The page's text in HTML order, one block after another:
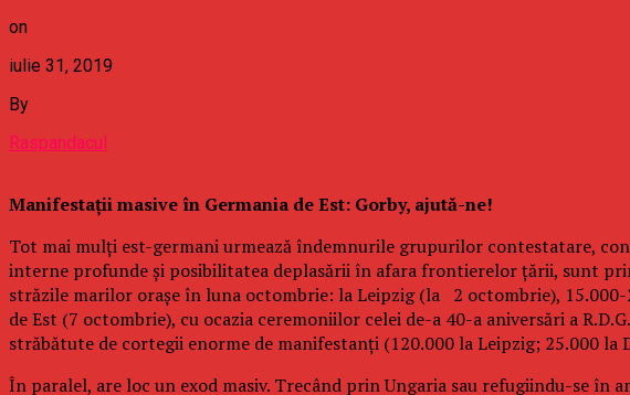
on
iulie 31, 2019
By
Raspandacul
Manifestaţii masive în Germania de Est: Gorby, ajută-ne!
Tot mai mulţi est-germani urmează îndemnurile grupurilor contestatare,
interne profunde şi posibilitatea deplasării în afara frontierelor ţării, sunt
străzile marilor oraşe în luna octombrie: la Leipzig (la 2 octombrie), 15.000-
de Est (7 octombrie), cu ocazia ceremoniilor celei de-a 40-a aniversări a
străbătute de cortegii enorme de manifestanţi (120.000 la Leipzig; 25.000 la
În paralel, are loc un exod masiv. Trecând prin Ungaria sau refugiindu-se în